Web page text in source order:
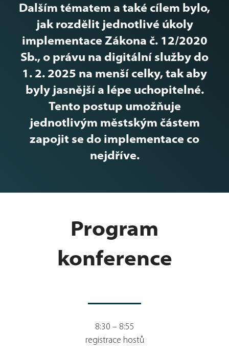
Dalším tématem a také cílem bylo,
jak rozdělit jednotlivé úkoly
implementace Zákona č. 12/2020
Sb., o právu na digitální služby do
1. 2. 2025 na menší celky, tak aby
byly jasnější a lépe uchopitelné.
Tento postup umožňuje
jednotlivým městským částem
zapojit se do implementace co
nejdříve.
Program
konference
8:30 – 8:55
registrace hostů